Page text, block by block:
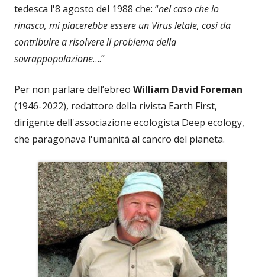
tedesca l'8 agosto del 1988 che: “nel caso che io
rinasca, mi piacerebbe essere un Virus letale, così da
contribuire a risolvere il problema della
sovrappopolazione….”
Per non parlare dell’ebreo William David Foreman
(1946-2022), redattore della rivista Earth First,
dirigente dell'associazione ecologista Deep ecology,
che paragonava l'umanità al cancro del pianeta.